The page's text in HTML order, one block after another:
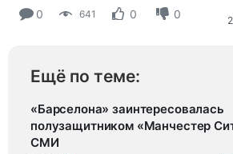
0 641 0 0
Ещё по теме:
«Барселона» заинтересовалась
полузащитником «Манчестер
СМИ